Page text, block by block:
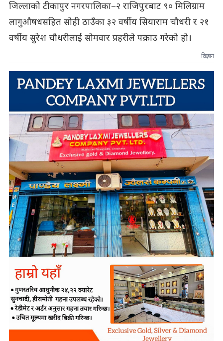
जिल्लाको टीकापुर नगरपालिका–२ राजिपुरबाट ९० मिलिग्राम
लागुऔषधसहित सोही ठाउँका ३२ वर्षीय सियाराम चौधरी र २१
वर्षीय सुरेश चौधरीलाई सोमवार प्रहरीले पक्राउ गरेको हो।
विज्ञापन